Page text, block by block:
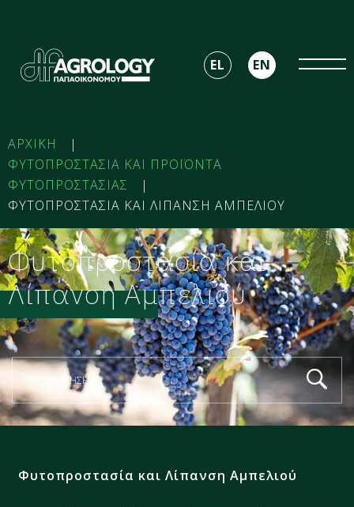
EL EN
ΑΡΧΙΚΗ
|
ΦΥΤΟΠΡΟΣΤΑΣΙΑ ΚΑΙ ΠΡΟΪΟΝΤΑ
ΦΥΤΟΠΡΟΣΤΑΣΙΑΣ
|
ΦΥΤΟΠΡΟΣΤΑΣΙΑ ΚΑΙ ΛΙΠΑΝΣΗ ΑΜΠΕΛΙΟΥ
Φυτοπροστασία και
Λίπανση Αμπελιού
Φυτοπροστασία και Λίπανση Αμπελιού